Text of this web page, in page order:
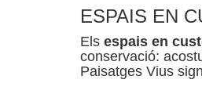
ESPAIS EN
Els espais en
conservació:
Paisatges Vius